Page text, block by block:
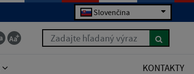
Slovenčina
Zadajte hľadaný výraz
KONTAKTY